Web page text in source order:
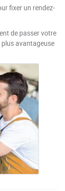
fixer un rendez-
de passer votre
avantageuse